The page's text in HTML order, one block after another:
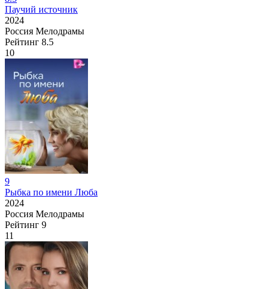
Паучий источник
2024
Россия Мелодрамы
Рейтинг 8.5
10
9
Рыбка по имени Люба
2024
Россия Мелодрамы
Рейтинг 9
11